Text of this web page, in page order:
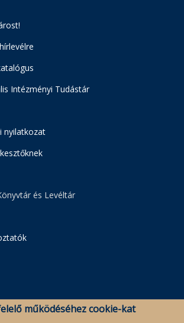
Intézményi Tudástár
nyilatkozat
és Levéltár
működéséhez cookie-kat